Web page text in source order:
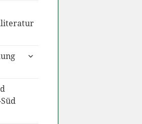
untermenü